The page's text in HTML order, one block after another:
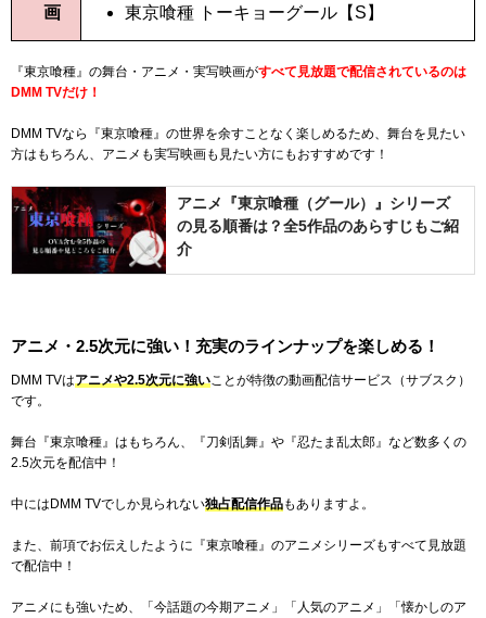
画
東京喰種 トーキョーグール【S】
『東京喰種』の舞台・アニメ・実写映画がすべて見放題で配信されているのは
DMM TVだけ！
DMM TVなら『東京喰種』の世界を余すことなく楽しめるため、舞台を見たい
方はもちろん、アニメも実写映画も見たい方にもおすすめです！
アニメ『東京喰種（グール）』シリーズ
の見る順番は？全5作品のあらすじもご紹
介
アニメ・2.5次元に強い！充実のラインナップを楽しめる！
DMM TVはアニメや2.5次元に強い ことが特徴の動画配信サービス（サブスク）
です。
舞台『東京喰種』はもちろん、『刀剣乱舞』や『忍たま乱太郎』など数多くの
2.5次元を配信中！
中にはDMM TVでしか見られない独占配信作品もありますよ。
また、前項でお伝えしたように『東京喰種』のアニメシリーズもすべて見放題
で配信中！
アニメにも強いため、「今話題の今期アニメ」「人気のアニメ」「懐かしのア